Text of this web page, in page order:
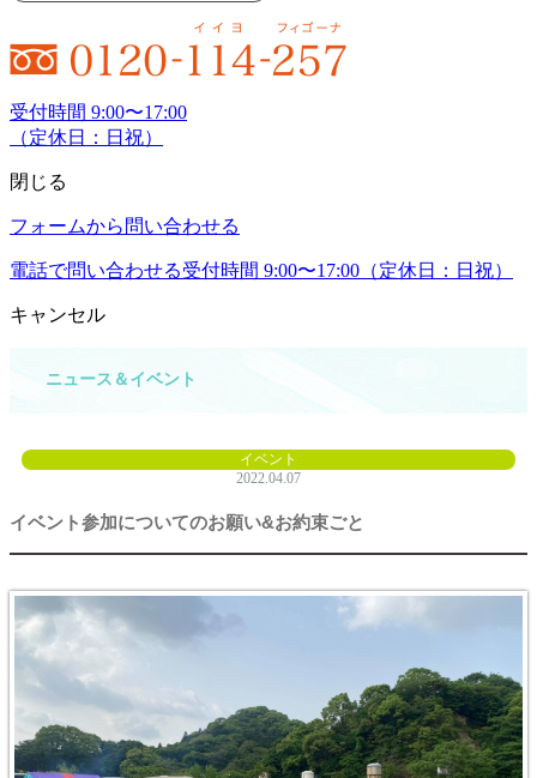
受付時間 9:00〜17:00
（定休日：日祝）
閉じる
フォームから問い合わせる
電話で問い合わせる受付時間 9:00〜17:00（定休日：日祝）
キャンセル
ニュース＆イベント
イベント
2022.04.07
イベント参加についてのお願い&お約束ごと